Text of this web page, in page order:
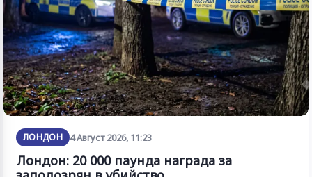
ЛОНДОН 4 Август 2026, 11:23
Лондон: 20 000 паунда награда за